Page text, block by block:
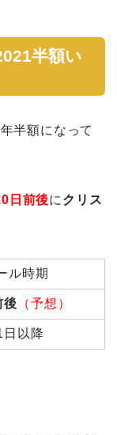
半額い
半額になって
日前後に クリス
ル時期
後 （予想）
以降